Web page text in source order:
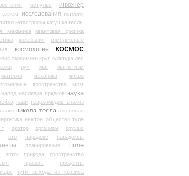
импульс инженер
исследования история
катастрофы катушка теслы
механика квантовая физика
колебания
комплексные
космология космос
экономики круг культура лес
луч маг магнетизм
материя механика
микро
пространства
мозг
народ наследие предков наука
наци
неархимедов анализ
никола тесла нло новая
ньютон общество туле
оратор организм
оружие
ото парадокс
парадоксы
планирование
поле
поток природа
пространство
процент
проценты
пути выхода из кризиса